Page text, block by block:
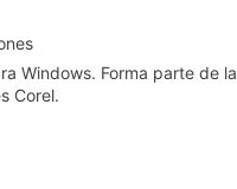
Windows. Forma parte de la
Corel.